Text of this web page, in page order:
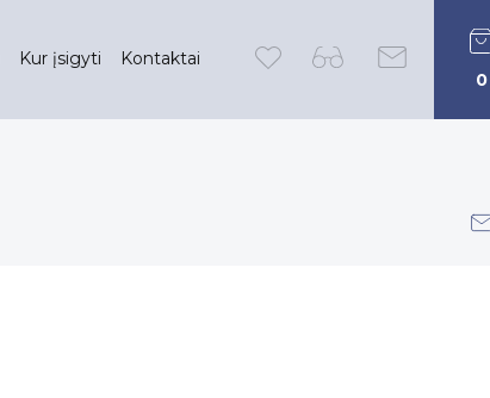
0
Kur įsigyti Kontaktai